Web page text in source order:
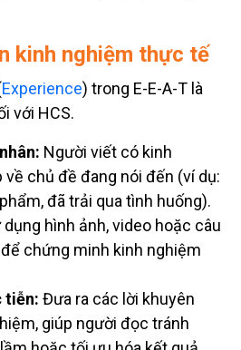
kinh nghiệm thực tế
Experience) trong E-E-A-T là
với HCS.
Người viết có kinh
chủ đề đang nói đến (ví dụ:
đã trải qua tình huống).
dụng hình ảnh, video hoặc câu
chứng minh kinh nghiệm
tiễn: Đưa ra các lời khuyên
giúp người đọc tránh